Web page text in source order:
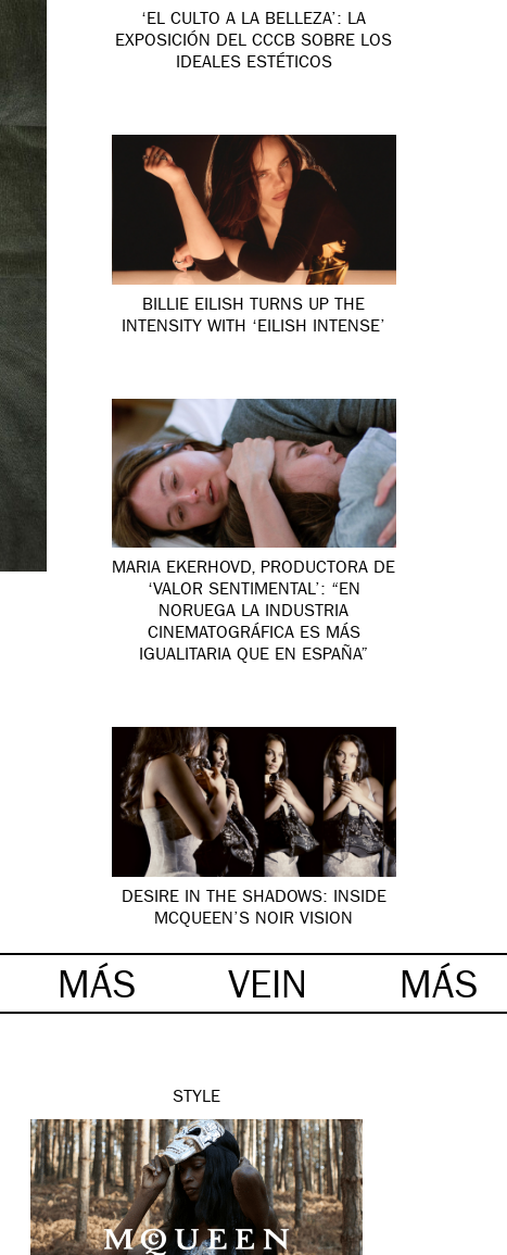
‘EL CULTO A LA BELLEZA’: LA
EXPOSICIÓN DEL CCCB SOBRE LOS
IDEALES ESTÉTICOS
BILLIE EILISH TURNS UP THE
INTENSITY WITH ‘EILISH INTENSE’
MARIA EKERHOVD, PRODUCTORA DE
‘VALOR SENTIMENTAL’: “EN
NORUEGA LA INDUSTRIA
CINEMATOGRÁFICA ES MÁS
IGUALITARIA QUE EN ESPAÑA”
DESIRE IN THE SHADOWS: INSIDE
MCQUEEN’S NOIR VISION
MÁS VEIN MÁS
STYLE